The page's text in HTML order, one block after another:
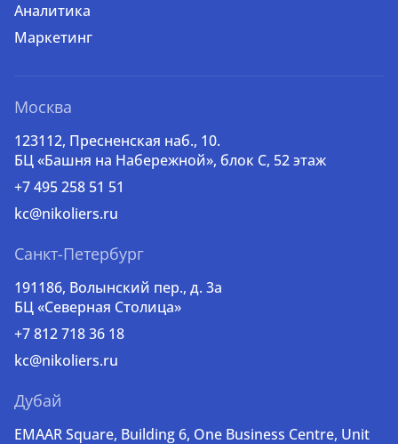
Аналитика
Маркетинг
Москва
123112, Пресненская наб., 10.
БЦ «Башня на Набережной», блок С, 52 этаж
+7 495 258 51 51
kc@nikoliers.ru
Санкт-Петербург
191186, Волынский пер., д. 3a
БЦ «Северная Столица»
+7 812 718 36 18
kc@nikoliers.ru
Дубай
EMAAR Square, Building 6, One Business Centre, Unit